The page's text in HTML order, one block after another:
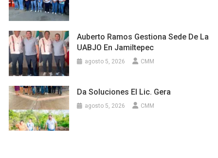
Auberto Ramos Gestiona Sede De La
UABJO En Jamiltepec
agosto 5, 2026 CMM
Da Soluciones El Lic. Gera
agosto 5, 2026 CMM